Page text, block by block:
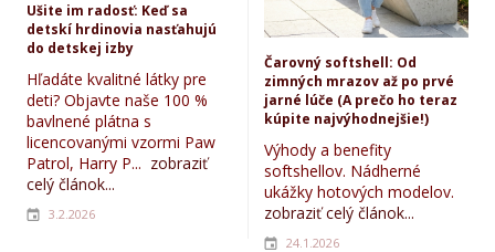
Ušite im radosť: Keď sa
detskí hrdinovia nasťahujú
do detskej izby
Hľadáte kvalitné látky pre
deti? Objavte naše 100 %
bavlnené plátna s
licencovanými vzormi Paw
Patrol, Harry P... zobraziť
celý článok...
3.2.2026
Čarovný softshell: Od
zimných mrazov až po prvé
jarné lúče (A prečo ho teraz
kúpite najvýhodnejšie!)
Výhody a benefity
softshellov. Nádherné
ukážky hotových modelov.
zobraziť celý článok...
24.1.2026